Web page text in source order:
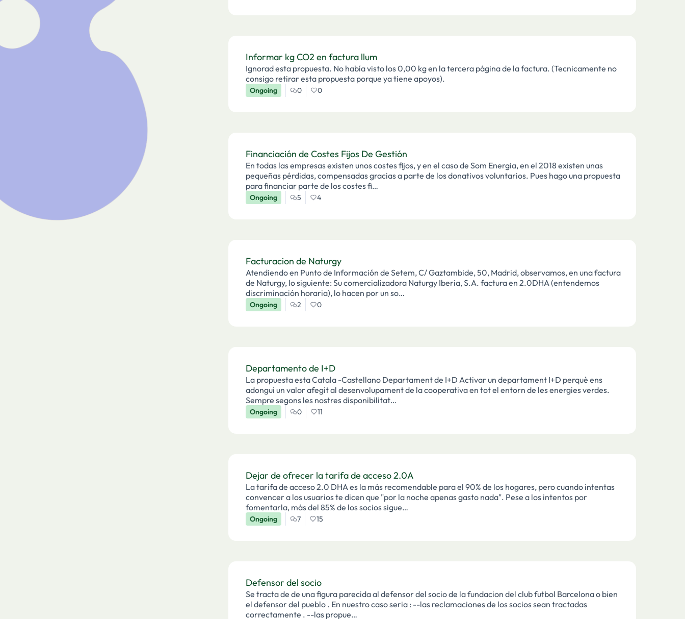
Informar kg CO2 en factura llum
Ignorad esta propuesta. No había visto los 0,00 kg en la tercera página de la factura. (Tecnicamente no
consigo retirar esta propuesta porque ya tiene apoyos).
Ongoing 0 0
Financiación de Costes Fijos De Gestión
En todas las empresas existen unos costes fijos, y en el caso de Som Energia, en el 2018 existen unas
pequeñas pérdidas, compensadas gracias a parte de los donativos voluntarios. Pues hago una propuesta
para financiar parte de los costes fi…
Ongoing 5 4
Facturacion de Naturgy
Atendiendo en Punto de Información de Setem, C/ Gaztambide, 50, Madrid, observamos, en una factura
de Naturgy, lo siguiente: Su comercializadora Naturgy Iberia, S.A. factura en 2.0DHA (entendemos
discriminación horaria), lo hacen por un so…
Ongoing 2 0
Departamento de I+D
La propuesta esta Catala -Castellano Departament de I+D Activar un departament I+D perquè ens
adongui un valor afegit al desenvolupament de la cooperativa en tot el entorn de les energies verdes.
Sempre segons les nostres disponibilitat…
Ongoing 0 11
Dejar de ofrecer la tarifa de acceso 2.0A
La tarifa de acceso 2.0 DHA es la más recomendable para el 90% de los hogares, pero cuando intentas
convencer a los usuarios te dicen que "por la noche apenas gasto nada". Pese a los intentos por
fomentarla, más del 85% de los socios sigue…
Ongoing 7 15
Defensor del socio
Se tracta de de una figura parecida al defensor del socio de la fundacion del club futbol Barcelona o bien
el defensor del pueblo . En nuestro caso seria : --las reclamaciones de los socios sean tractadas
correctamente . --las propue…